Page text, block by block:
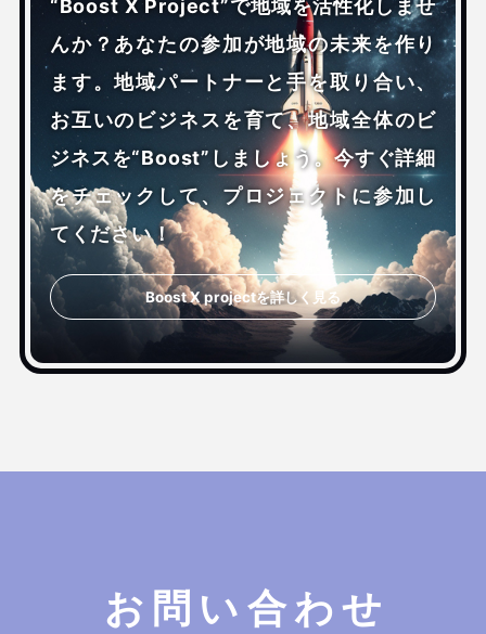
“Boost X Project”で地域を活性化しませ
んか？あなたの参加が地域の未来を作り
ます。地域パートナーと手を取り合い、
お互いのビジネスを育て、地域全体のビ
ジネスを“Boost”しましょう。今すぐ詳細
をチェックして、プロジェクトに参加し
てください！
Boost X projectを詳しく見る
お問い合わせ